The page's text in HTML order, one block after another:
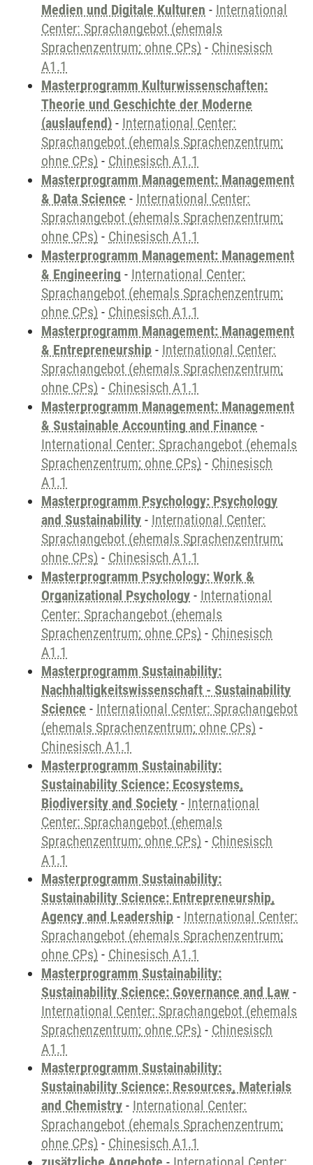
Medien und Digitale Kulturen - International
Center: Sprachangebot (ehemals
Sprachenzentrum; ohne CPs) - Chinesisch
A1.1
Masterprogramm Kulturwissenschaften:
Theorie und Geschichte der Moderne
(auslaufend) - International Center:
Sprachangebot (ehemals Sprachenzentrum;
ohne CPs) - Chinesisch A1.1
Masterprogramm Management: Management
& Data Science - International Center:
Sprachangebot (ehemals Sprachenzentrum;
ohne CPs) - Chinesisch A1.1
Masterprogramm Management: Management
& Engineering - International Center:
Sprachangebot (ehemals Sprachenzentrum;
ohne CPs) - Chinesisch A1.1
Masterprogramm Management: Management
& Entrepreneurship - International Center:
Sprachangebot (ehemals Sprachenzentrum;
ohne CPs) - Chinesisch A1.1
Masterprogramm Management: Management
& Sustainable Accounting and Finance -
International Center: Sprachangebot (ehemals
Sprachenzentrum; ohne CPs) - Chinesisch
A1.1
Masterprogramm Psychology: Psychology
and Sustainability - International Center:
Sprachangebot (ehemals Sprachenzentrum;
ohne CPs) - Chinesisch A1.1
Masterprogramm Psychology: Work &
Organizational Psychology - International
Center: Sprachangebot (ehemals
Sprachenzentrum; ohne CPs) - Chinesisch
A1.1
Masterprogramm Sustainability:
Nachhaltigkeitswissenschaft - Sustainability
Science - International Center: Sprachangebot
(ehemals Sprachenzentrum; ohne CPs) -
Chinesisch A1.1
Masterprogramm Sustainability:
Sustainability Science: Ecosystems,
Biodiversity and Society - International
Center: Sprachangebot (ehemals
Sprachenzentrum; ohne CPs) - Chinesisch
A1.1
Masterprogramm Sustainability:
Sustainability Science: Entrepreneurship,
Agency and Leadership - International Center:
Sprachangebot (ehemals Sprachenzentrum;
ohne CPs) - Chinesisch A1.1
Masterprogramm Sustainability:
Sustainability Science: Governance and Law -
International Center: Sprachangebot (ehemals
Sprachenzentrum; ohne CPs) - Chinesisch
A1.1
Masterprogramm Sustainability:
Sustainability Science: Resources, Materials
and Chemistry - International Center:
Sprachangebot (ehemals Sprachenzentrum;
ohne CPs) - Chinesisch A1.1